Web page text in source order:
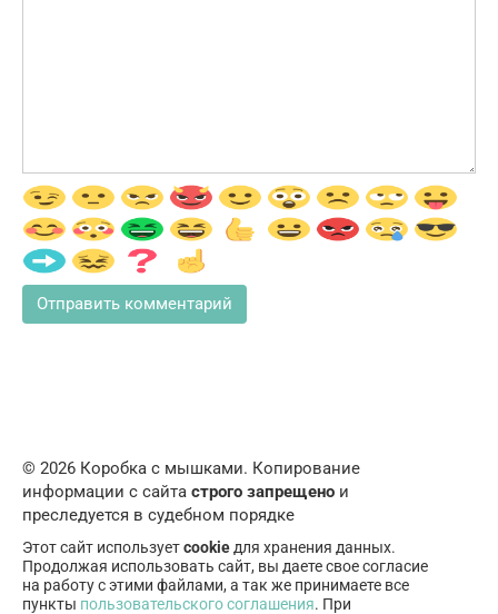
© 2026 Коробка с мышками. Копирование
информации с сайта строго запрещено и
преследуется в судебном порядке
Этот сайт используетcookie для хранения данных.
Продолжая использовать сайт, вы даете свое согласие
на работу с этими файлами, а так же принимаете все
пункты пользовательского соглашения. При